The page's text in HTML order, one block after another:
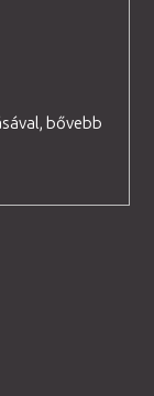
bővebb